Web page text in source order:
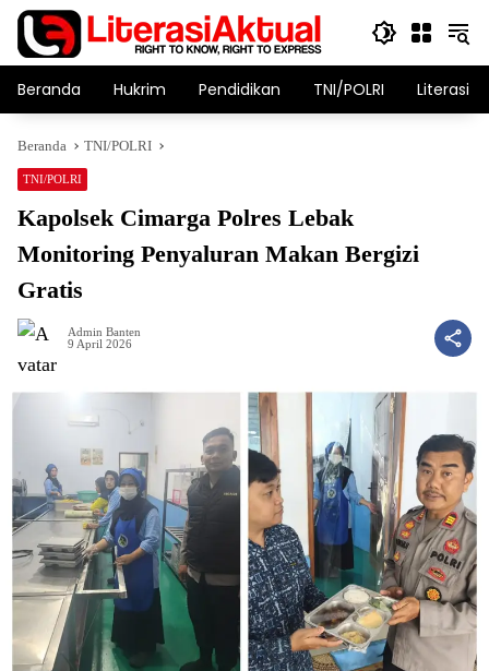
Langsung
konten
Beranda Hukrim Pendidikan TNI/POLRI Literasi
Beranda TNI/POLRI
TNI/POLRI
Kapolsek Cimarga Polres Lebak
Monitoring Penyaluran Makan Bergizi
Gratis
Admin Banten
9 April 2026